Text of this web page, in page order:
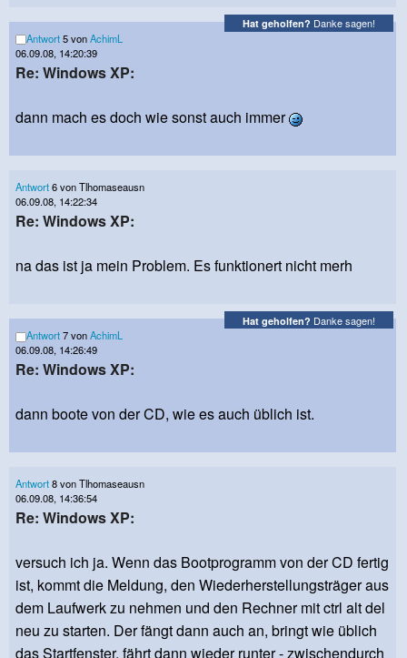
Hat geholfen? Danke sagen!
Antwort5 vonAchimL
06.09.08, 14:20:39
Re: Windows XP:
dann mach es doch wie sonst auch immer
Antwort6 von Tlhomaseausn
06.09.08, 14:22:34
Re: Windows XP:
na das ist ja mein Problem. Es funktionert nicht merh
Hat geholfen? Danke sagen!
Antwort7 vonAchimL
06.09.08, 14:26:49
Re: Windows XP:
dann boote von der CD, wie es auch üblich ist.
Antwort8 von Tlhomaseausn
06.09.08, 14:36:54
Re: Windows XP:
versuch ich ja. Wenn das Bootprogramm von der CD fertig
ist, kommt die Meldung, den Wiederherstellungsträger aus
dem Laufwerk zu nehmen und den Rechner mit ctrl alt del
neu zu starten. Der fängt dann auch an, bringt wie üblich
das Startfenster, fährt dann wieder runter - zwischendurch